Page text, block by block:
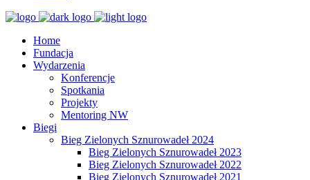
Home
Fundacja
Wydarzenia
Konferencje
Spotkania
Projekty
Mentoring NW
Biegi
Bieg Zielonych Sznurowadeł 2024
Bieg Zielonych Sznurowadeł 2023
Bieg Zielonych Sznurowadeł 2022
Bieg Zielonych Sznurowadeł 2021